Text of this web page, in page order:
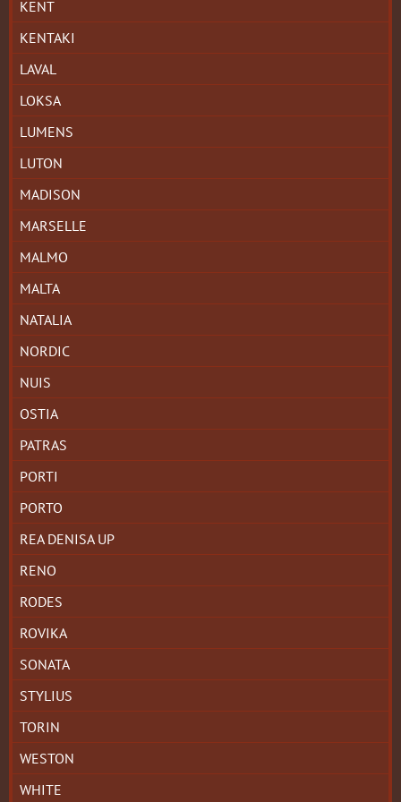
KENT
KENTAKI
LAVAL
LOKSA
LUMENS
LUTON
MADISON
MARSELLE
MALMO
MALTA
NATALIA
NORDIC
NUIS
OSTIA
PATRAS
PORTI
PORTO
REA DENISA UP
RENO
RODES
ROVIKA
SONATA
STYLIUS
TORIN
WESTON
WHITE